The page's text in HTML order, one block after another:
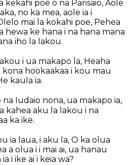
kekahi poe o na Parisaio, Aole
no ka mea, aole ia i
mai la kokahi poe, Pehea
hewa ke hana i na hana mana
iho la lakou.
i ua makapo la, Heaha
kona hookaakaa i kou mau
kaula ia.
na Iudaio nona, ua makapo ia,
kahea aku la lakou i na
ka ike.
ia laua, i aku la, O ka olua
a olua i i mai ai, ua hanau
i ike ai i keia wa?